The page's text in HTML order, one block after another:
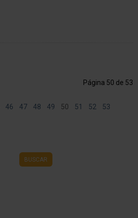
Página 50 de 53
46 47 48 49 50 51 52 53
BUSCAR